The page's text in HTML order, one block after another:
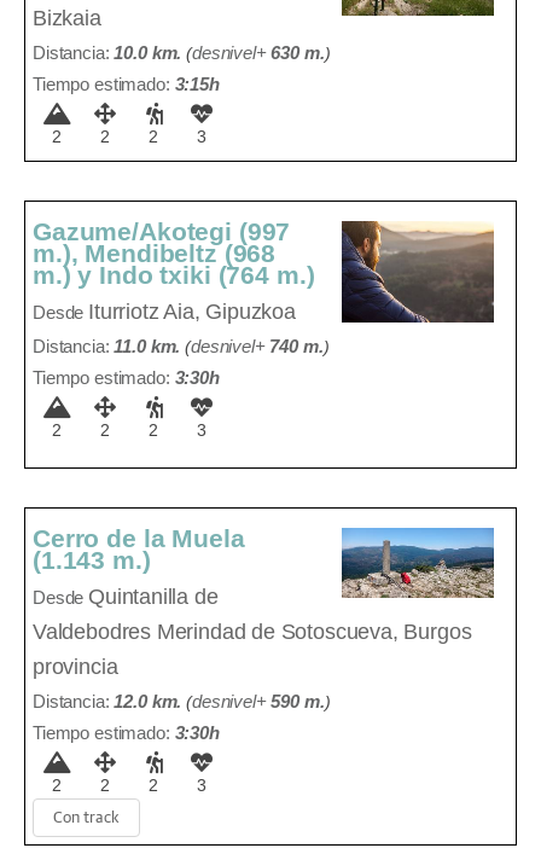
Bizkaia
Distancia:10.0 km. (desnivel+630 m.)
Tiempo estimado: 3:15h
2 2 2 3
Gazume/Akotegi (997
m.), Mendibeltz (968
m.) y Indo txiki (764 m.)
Desde IturriotzAia, Gipuzkoa
Distancia:11.0 km. (desnivel+ 740 m.)
Tiempo estimado: 3:30h
2 2 2 3
Cerro de la Muela
(1.143 m.)
Desde Quintanilla de
Valdebodres Merindad de Sotoscueva, Burgos
provincia
Distancia:12.0 km. (desnivel+590 m.)
Tiempo estimado: 3:30h
2 2 2 3
Con track